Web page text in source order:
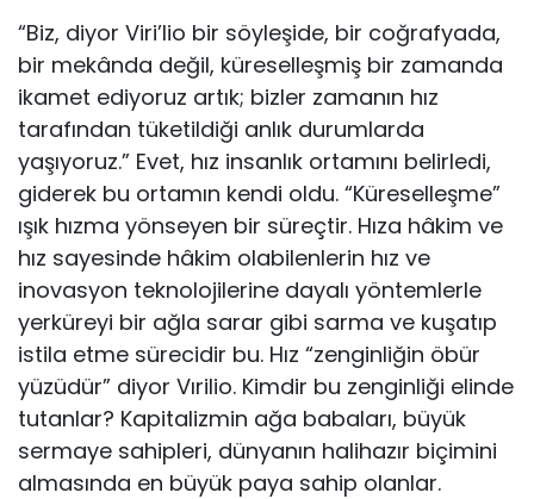
“Biz, diyor Viri’lio bir söyleşide, bir coğrafyada,
bir mekânda değil, küreselleşmiş bir zamanda
ikamet ediyoruz artık; bizler zamanın hız
tarafından tüketildiği anlık durumlarda
yaşıyoruz.” Evet, hız insanlık ortamını belirledi,
giderek bu ortamın kendi oldu. “Küreselleşme”
ışık hızma yönseyen bir süreçtir. Hıza hâkim ve
hız sayesinde hâkim olabilenlerin hız ve
inovasyon teknolojilerine dayalı yöntemlerle
yerküreyi bir ağla sarar gibi sarma ve kuşatıp
istila etme sürecidir bu. Hız “zenginliğin öbür
yüzüdür” diyor Vırilio. Kimdir bu zenginliği elinde
tutanlar? Kapitalizmin ağa babaları, büyük
sermaye sahipleri, dünyanın halihazır biçimini
almasında en büyük paya sahip olanlar.